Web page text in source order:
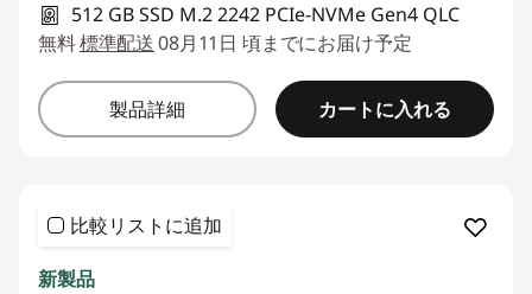
512 GB SSD M.2 2242 PCIe-NVMe Gen4 QLC
無料標準配送08月11日 頃までにお届け予定
製品詳細 カートに入れる
比較リストに追加
新製品